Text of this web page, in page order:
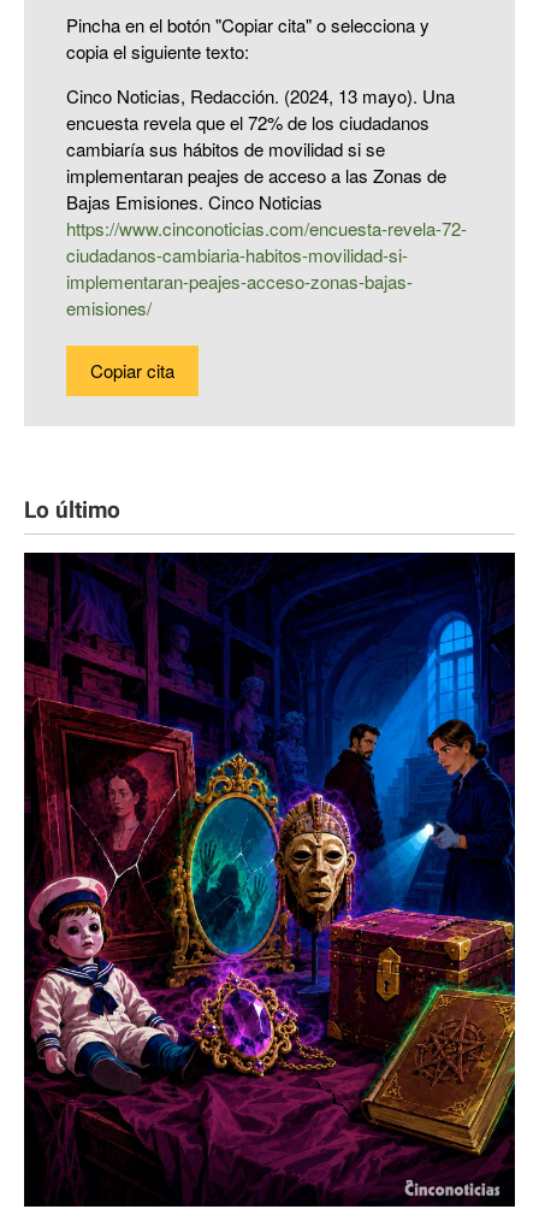
Pincha en el botón "Copiar cita" o selecciona y
copia el siguiente texto:
Cinco Noticias, Redacción. (2024, 13 mayo). Una
encuesta revela que el 72% de los ciudadanos
cambiaría sus hábitos de movilidad si se
implementaran peajes de acceso a las Zonas de
Bajas Emisiones. Cinco Noticias
https://www.cinconoticias.com/encuesta-revela-72-
ciudadanos-cambiaria-habitos-movilidad-si-
implementaran-peajes-acceso-zonas-bajas-
emisiones/
Copiar cita
Lo último